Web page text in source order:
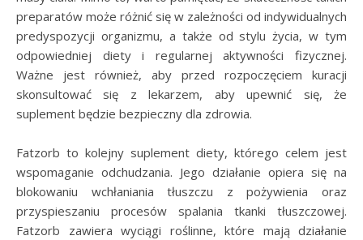
preparatów może różnić się w zależności od indywidualnych
predyspozycji organizmu, a także od stylu życia, w tym
odpowiedniej diety i regularnej aktywności fizycznej.
Ważne jest również, aby przed rozpoczęciem kuracji
skonsultować się z lekarzem, aby upewnić się, że
suplement będzie bezpieczny dla zdrowia.
Fatzorb to kolejny suplement diety, którego celem jest
wspomaganie odchudzania. Jego działanie opiera się na
blokowaniu wchłaniania tłuszczu z pożywienia oraz
przyspieszaniu procesów spalania tkanki tłuszczowej.
Fatzorb zawiera wyciągi roślinne, które mają działanie